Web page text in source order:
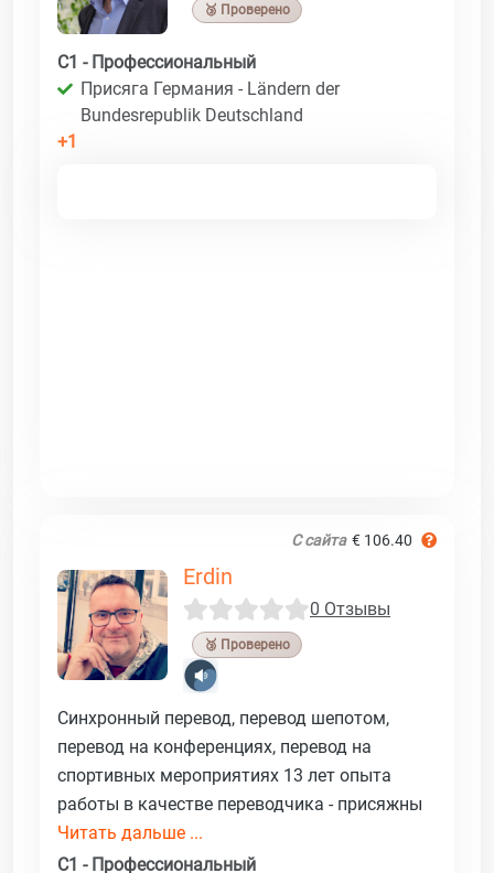
🥉 Проверено
C1 - Профессиональный
Присяга Германия - Ländern der
Bundesrepublik Deutschland
+1
С сайта € 106.40
Erdin
0 Отзывы
🥉 Проверено
Синхронный перевод, перевод шепотом,
перевод на конференциях, перевод на
спортивных мероприятиях 13 лет опыта
работы в качестве переводчика - присяжны
Читать дальше ...
C1 - Профессиональный